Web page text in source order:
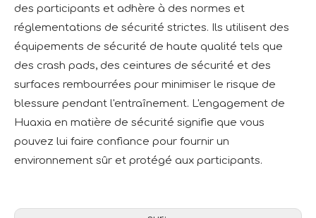
des participants et adhère à des normes et
réglementations de sécurité strictes. Ils utilisent des
équipements de sécurité de haute qualité tels que
des crash pads, des ceintures de sécurité et des
surfaces rembourrées pour minimiser le risque de
blessure pendant l'entraînement. L'engagement de
Huaxia en matière de sécurité signifie que vous
pouvez lui faire confiance pour fournir un
environnement sûr et protégé aux participants.